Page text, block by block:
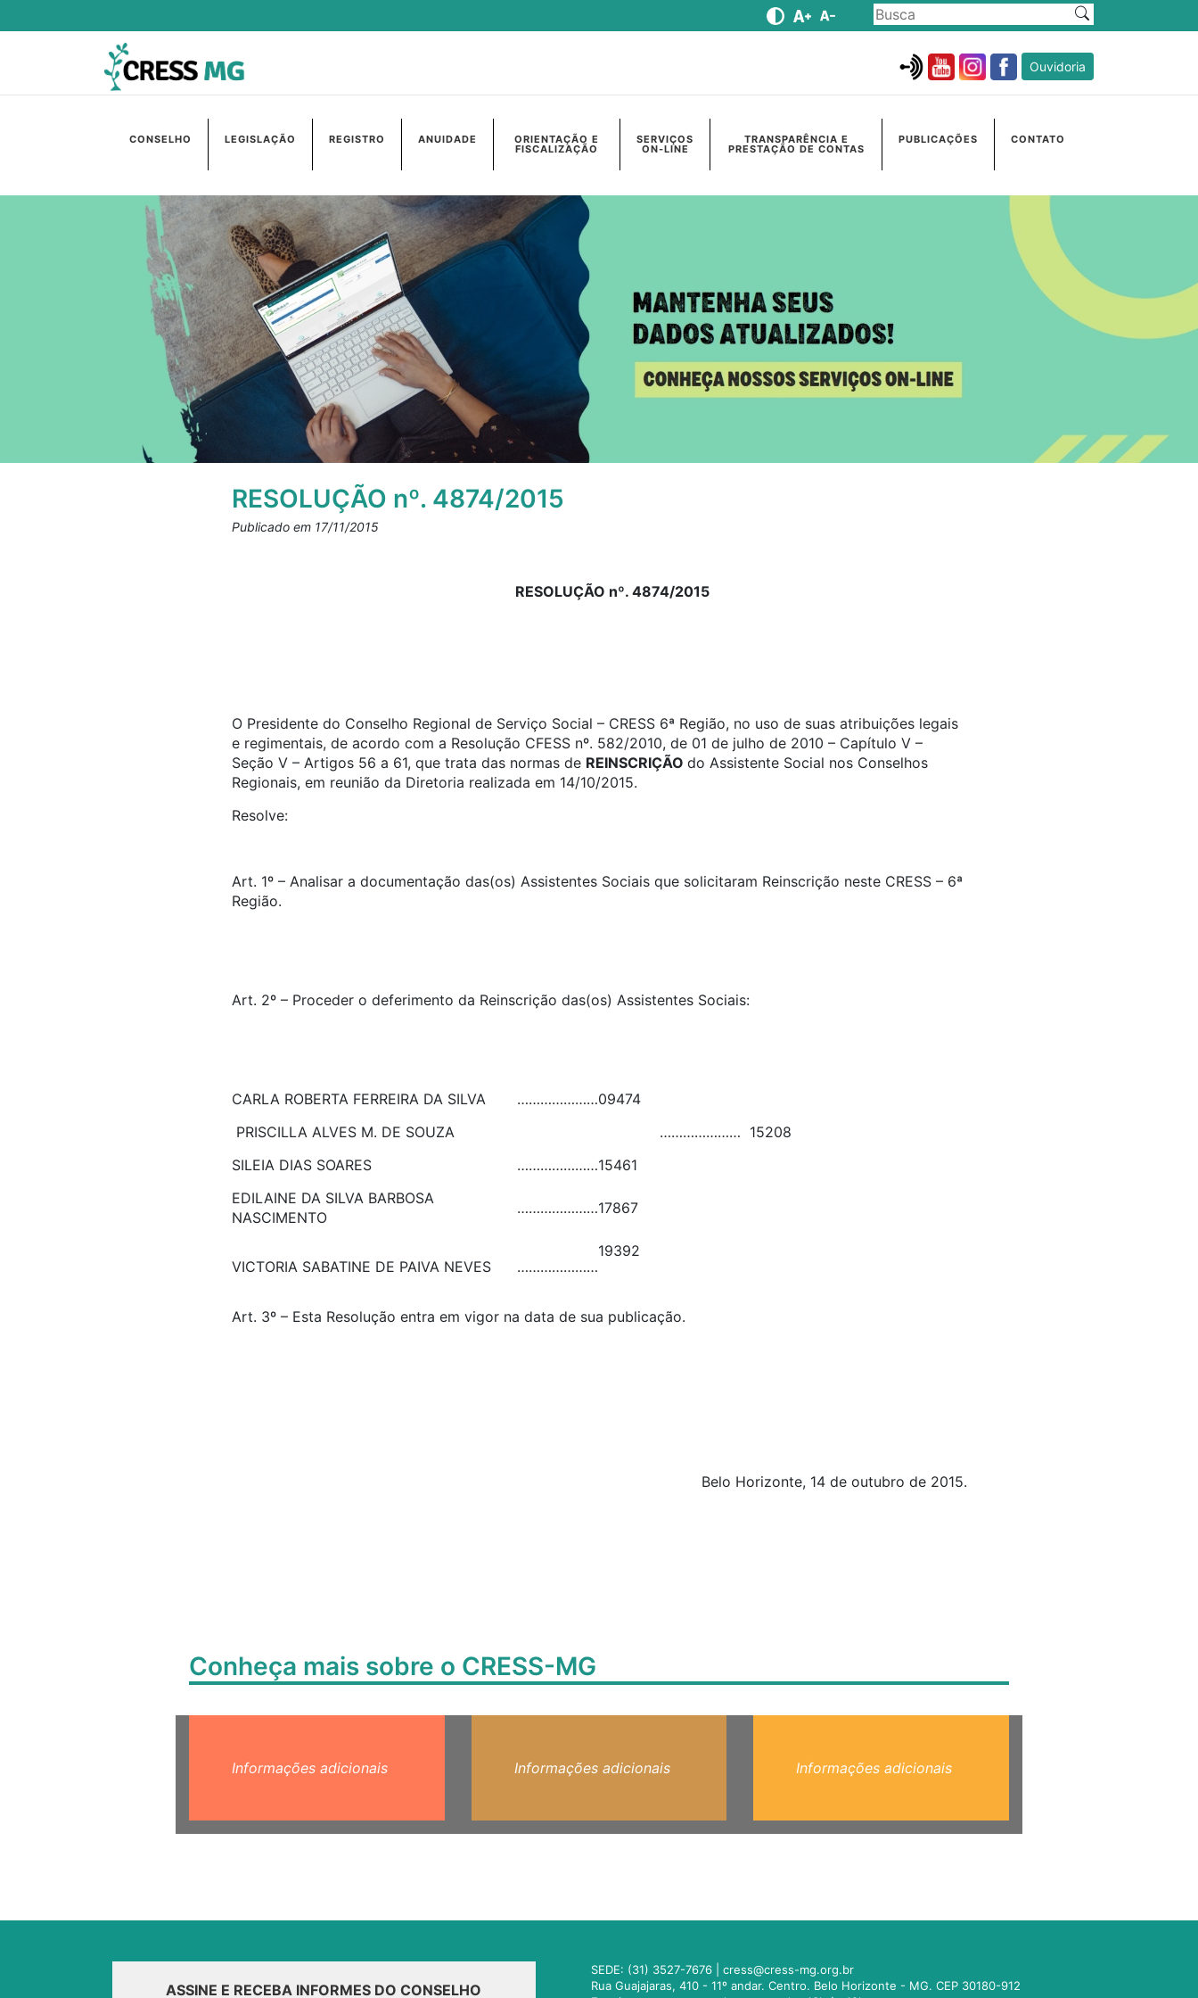
Ouvidoria
CONSELHO LEGISLAÇÃO REGISTRO ANUIDADE ORIENTAÇÃO E
FISCALIZAÇÃO
SERVIÇOS
ON-LINE
TRANSPARÊNCIA E
PRESTAÇÃO DE CONTAS
PUBLICAÇÕES CONTATO
RESOLUÇÃO nº. 4874/2015
Publicado em 17/11/2015
RESOLUÇÃO nº. 4874/2015
O Presidente do Conselho Regional de Serviço Social – CRESS 6ª Região, no uso de suas atribuições legais
e regimentais, de acordo com a Resolução CFESS nº. 582/2010, de 01 de julho de 2010 – Capítulo V –
Seção V – Artigos 56 a 61, que trata das normas de REINSCRIÇÃO do Assistente Social nos Conselhos
Regionais, em reunião da Diretoria realizada em 14/10/2015.
Resolve:
Art. 1º – Analisar a documentação das(os) Assistentes Sociais que solicitaram Reinscrição neste CRESS – 6ª
Região.
Art. 2º – Proceder o deferimento da Reinscrição das(os) Assistentes Sociais:
CARLA ROBERTA FERREIRA DA SILVA …………………09474
PRISCILLA ALVES M. DE SOUZA ………………… 15208
SILEIA DIAS SOARES
…………………15461
EDILAINE DA SILVA BARBOSA
NASCIMENTO
…………………17867
VICTORIA SABATINE DE PAIVA NEVES …………………
19392
Art. 3º – Esta Resolução entra em vigor na data de sua publicação.
Belo Horizonte, 14 de outubro de 2015.
Conheça mais sobre o CRESS-MG
Informações adicionais Informações adicionais Informações adicionais
ASSINE E RECEBA INFORMES DO CONSELHO
SEDE: (31) 3527-7676 |cress@cress-mg.org.br
Rua Guajajaras, 410 - 11º andar. Centro. Belo Horizonte - MG. CEP 30180-912